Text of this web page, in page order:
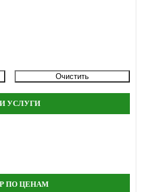
УСЛУГИ
ПО ЦЕНАМ